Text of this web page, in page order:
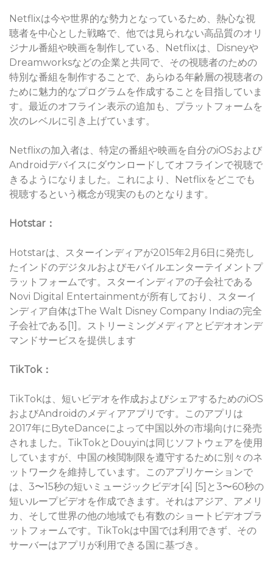
Netflixは今や世界的な勢力となっているため、熱心な視
聴者を中心とした戦略で、他では見られない高品質のオリ
ジナル番組や映画を制作している、Netflixは、Disneyや
Dreamworksなどの企業と共同で、その視聴者のための
特別な番組を制作することで、あらゆる年齢層の視聴者の
ために魅力的なプログラムを作成することを目指していま
す。最近のオフライン表示の追加も、プラットフォームを
次のレベルに引き上げています。
Netflixの加入者は、特定の番組や映画を自分のiOSおよび
Androidデバイスにダウンロードしてオフラインで視聴で
きるようになりました。これにより、Netflixをどこでも
視聴するという概念が現実のものとなります。
Hotstar：
Hotstarは、スターインディアが2015年2月6日に発売し
たインドのデジタルおよびモバイルエンターテイメントプ
ラットフォームです。スターインディアの子会社である
Novi Digital Entertainmentが所有しており、スターイ
ンディア自体はThe Walt Disney Company Indiaの完全
子会社である[1]。ストリーミングメディアとビデオオンデ
マンドサービスを提供します
TikTok：
TikTokは、短いビデオを作成およびシェアするためのiOS
およびAndroidのメディアアプリです。このアプリは
2017年にByteDanceによって中国以外の市場向けに発売
されました。TikTokとDouyinは同じソフトウェアを使用
していますが、中国の検閲制限を遵守するために別々のネ
ットワークを維持しています。このアプリケーションで
は、3〜15秒の短いミュージックビデオ[4] [5]と3〜60秒の
短いループビデオを作成できます。それはアジア、アメリ
カ、そして世界の他の地域でも有数のショートビデオプラ
ットフォームです。TikTokは中国では利用できず、その
サーバーはアプリが利用できる国に基づき。